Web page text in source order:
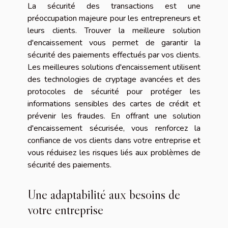
La sécurité des transactions est une
préoccupation majeure pour les entrepreneurs et
leurs clients. Trouver la meilleure solution
d'encaissement vous permet de garantir la
sécurité des paiements effectués par vos clients.
Les meilleures solutions d'encaissement utilisent
des technologies de cryptage avancées et des
protocoles de sécurité pour protéger les
informations sensibles des cartes de crédit et
prévenir les fraudes. En offrant une solution
d'encaissement sécurisée, vous renforcez la
confiance de vos clients dans votre entreprise et
vous réduisez les risques liés aux problèmes de
sécurité des paiements.
Une adaptabilité aux besoins de
votre entreprise